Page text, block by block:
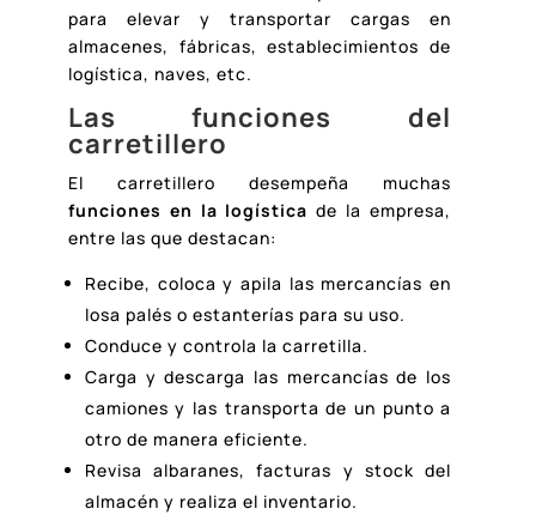
para elevar y transportar cargas en
almacenes, fábricas, establecimientos de
logística, naves, etc.
Las funciones del
carretillero
El carretillero desempeña muchas
funciones en la logística de la empresa,
entre las que destacan:
Recibe, coloca y apila las mercancías en
losa palés o estanterías para su uso.
Conduce y controla la carretilla.
Carga y descarga las mercancías de los
camiones y las transporta de un punto a
otro de manera eficiente.
Revisa albaranes, facturas y stock del
almacén y realiza el inventario.